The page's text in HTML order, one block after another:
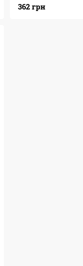
Microfiber
362 грн